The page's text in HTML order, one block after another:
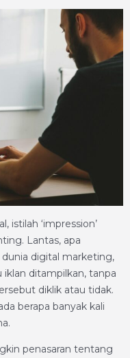
istilah ‘impression’
Lantas, apa
dunia digital marketing,
iklan ditampilkan, tanpa
diklik atau tidak.
berapa banyak kali
penasaran tentang